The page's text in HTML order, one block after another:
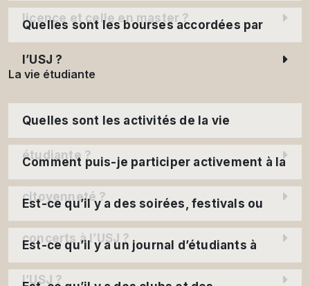
licence et celle en master ?
Quelles sont les bourses accordées par
l’USJ ?
La vie étudiante
Quelles sont les activités de la vie
étudiante ?
Comment puis-je participer activement à la
citoyenneté ?
Est-ce qu’il y a des soirées, festivals ou
concerts à l’USJ ?
Est-ce qu’il y a un journal d’étudiants à
l’USJ ?